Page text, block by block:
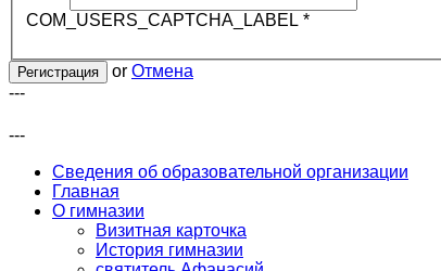
COM_USERS_CAPTCHA_LABEL *
Регистрация or Отмена
---
---
Сведения об образовательной организации
Главная
О гимназии
Визитная карточка
История гимназии